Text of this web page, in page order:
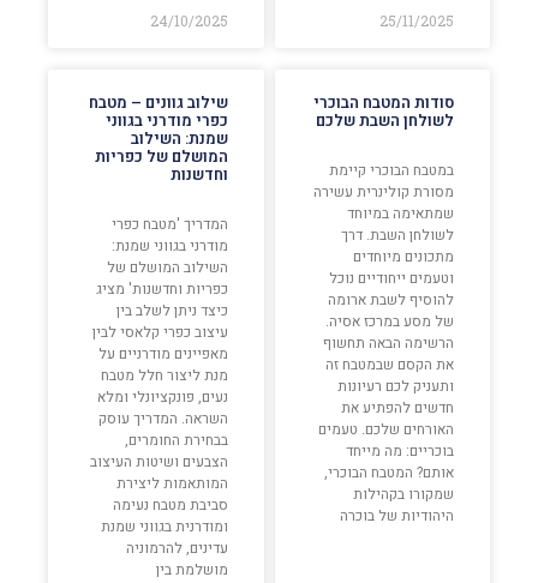
25/11/2025
24/10/2025
סודות המטבח הבוכרי
לשולחן השבת שלכם
במטבח הבוכרי קיימת
מסורת קולינרית עשירה
שמתאימה במיוחד
לשולחן השבת. דרך
מתכונים מיוחדים
וטעמים ייחודיים נוכל
להוסיף לשבת ארומה
של מסע במרכז אסיה.
הרשימה הבאה תחשוף
את הקסם שבמטבח זה
ותעניק לכם רעיונות
חדשים להפתיע את
האורחים שלכם. טעמים
בוכריים: מה מייחד
אותם? המטבח הבוכרי,
שמקורו בקהילות
היהודיות של בוכרה
שילוב גוונים – מטבח
כפרי מודרני בגווני
שמנת: השילוב
המושלם של כפריות
וחדשנות
המדריך 'מטבח כפרי
מודרני בגווני שמנת:
השילוב המושלם של
כפריות וחדשנות' מציג
כיצד ניתן לשלב בין
עיצוב כפרי קלאסי לבין
מאפיינים מודרניים על
מנת ליצור חלל מטבח
נעים, פונקציונלי ומלא
השראה. המדריך עוסק
בבחירת החומרים,
הצבעים ושיטות העיצוב
המותאמות ליצירת
סביבת מטבח נעימה
ומודרנית בגווני שמנת
עדינים, להרמוניה
מושלמת בין